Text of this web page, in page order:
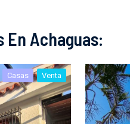
En Achaguas:
Casas Venta